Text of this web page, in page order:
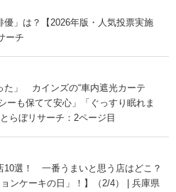
」は？【2026年版・人気投票実施
ーチ
た」 カインズの“車内遮光カーテ
ーも保てて安心」「ぐっすり眠れま
らぼリサーチ：2ページ目
10選！ 一番うまいと思う店はどこ？
ョンケーキの日」！】（2/4） | 兵庫県